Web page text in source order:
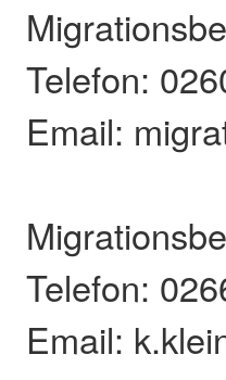
Telefon:
Email:
Telefon:
Email: